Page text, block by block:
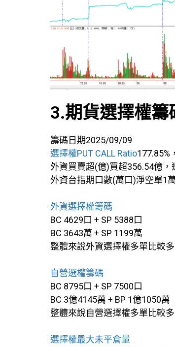
3.期貨選擇權籌
籌碼日期2025/09/09
選擇權PUT CALL Ratio177.85%
外資買賣超(億)買超356.54億，
外資台指期口數(萬口)淨空單1
外資選擇權籌碼
BC 4629口 + SP 5388口
BC 3643萬 + SP 1199萬
整體來說外資選擇權多單比較多
自營選權籌碼
BC 8795口 + SP 7500口
BC 3億4145萬 + BP 1億1050萬
整體來說自營選擇權多單比較多
選擇權最大未平倉量